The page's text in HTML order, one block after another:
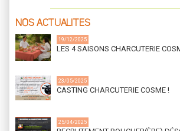
NOS ACTUALITES
19/12/2025
LES 4 SAISONS CHARCUTERIE
23/05/2025
CASTING CHARCUTERIE COSME !
25/04/2025